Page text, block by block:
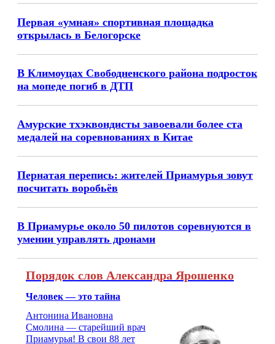
Первая «умная» спортивная площадка
открылась в Белогорске
В Климоуцах Свободненского района подросток
на мопеде погиб в ДТП
Амурские тхэквондисты завоевали более ста
медалей на соревнованиях в Китае
Пернатая перепись: жителей Приамурья зовут
посчитать воробьёв
В Приамурье около 50 пилотов соревнуются в
умении управлять дронами
Порядок слов Александра Ярошенко
Человек — это тайна
Антонина Ивановна
Смолина — старейший врач
Приамурья! В свои 88 лет